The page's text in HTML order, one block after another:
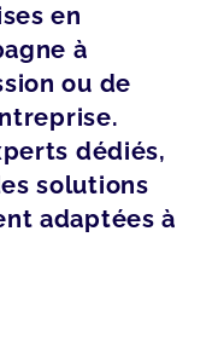
en
à
ou de
dédiés,
solutions
adaptées à